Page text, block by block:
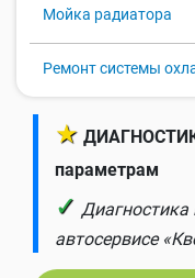
Мойка радиатора
Ремонт системы
★
параметрам
✓
автосервисе